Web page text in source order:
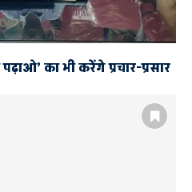
का भी करेंगे प्रचार-प्रसार